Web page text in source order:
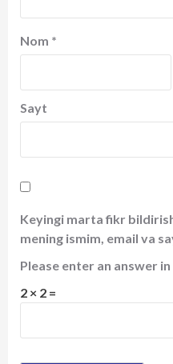
Nom *
Sayt
Keyingi marta fikr
mening ismim, email va
Please enter an answer
2 × 2 =